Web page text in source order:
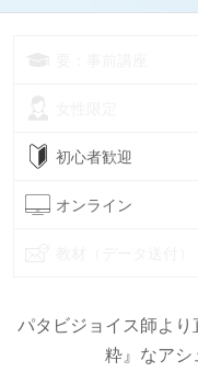
初心者歓迎
オンライン
パタビジョイス師よ
粋』なアシ